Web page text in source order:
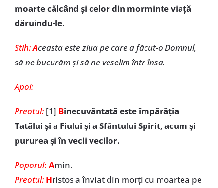
moarte călcând și celor din morminte viață
dăruindu-le.
Stih:Aceasta este ziua pe care a făcut-o Domnul,
să ne bucurăm și să ne veselim într-însa.
Apoi:
Preotul: [1] Binecuvântată este împărăția
Tatălui și a Fiului și a Sfântului Spirit, acum și
pururea și în vecii vecilor.
Poporul: Amin.
Preotul: Hristos a înviat din morți cu moartea pe